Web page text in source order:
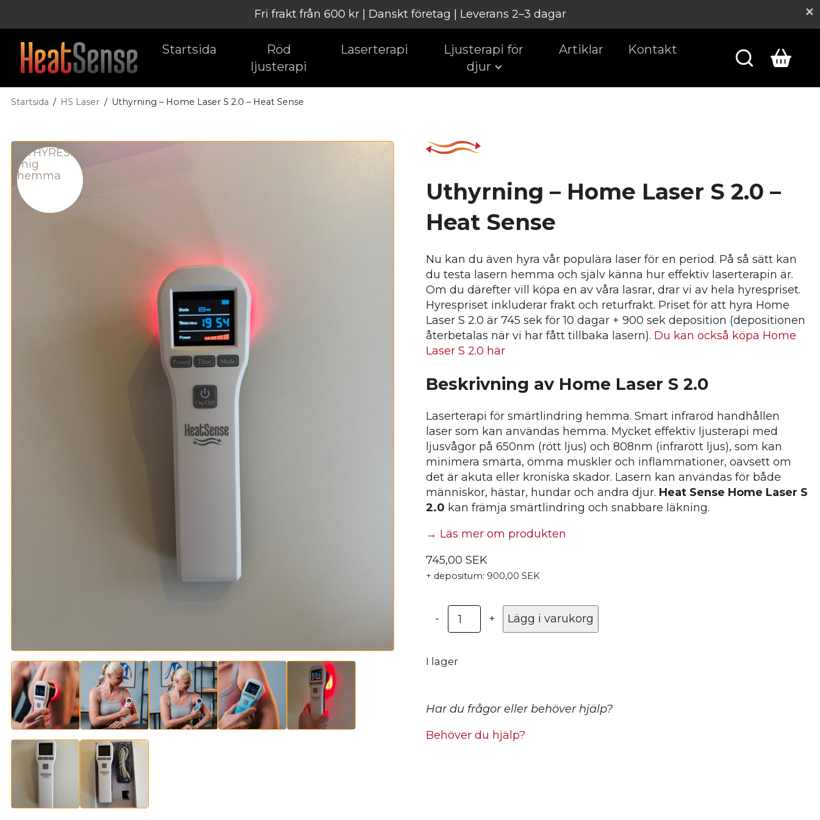
Fri frakt från 600 kr | Danskt företag | Leverans 2–3 dagar
Startsida
Röd
ljusterapi
Laserterapi
Ljusterapi för
djur
Artiklar Kontakt
Startsida HS Laser Uthyrning – Home Laser S 2.0 – Heat Sense
Uthyrning – Home Laser S 2.0 –
Heat Sense
Nu kan du även hyra vår populära laser för en period. På så sätt kan
du testa lasern hemma och själv känna hur effektiv laserterapin är.
Om du därefter vill köpa en av våra lasrar, drar vi av hela hyrespriset.
Hyrespriset inkluderar frakt och returfrakt. Priset för att hyra Home
Laser S 2.0 är 745 sek för 10 dagar + 900 sek deposition (depositionen
återbetalas när vi har fått tillbaka lasern). Du kan också köpa Home
Laser S 2.0 här
Beskrivning av Home Laser S 2.0
Laserterapi för smärtlindring hemma. Smart infraröd handhållen
laser som kan användas hemma. Mycket effektiv ljusterapi med
ljusvågor på 650nm (rött ljus) och 808nm (infrarött ljus), som kan
minimera smärta, ömma muskler och inflammationer, oavsett om
det är akuta eller kroniska skador. Lasern kan användas för både
människor, hästar, hundar och andra djur. Heat Sense Home Laser S
2.0 kan främja smärtlindring och snabbare läkning.
→ Läs mer om produkten
745,00SEK
+ depositum: 900,00SEK
-
Uthyrning
-
Laser
-
Sense
+ Lägg i varukorg
I lager
Har du frågor eller behöver hjälp?
Behöver du hjälp?